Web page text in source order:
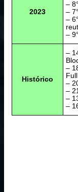
2023
–
–
–
–
Histórico
–
–
–
–
–
–